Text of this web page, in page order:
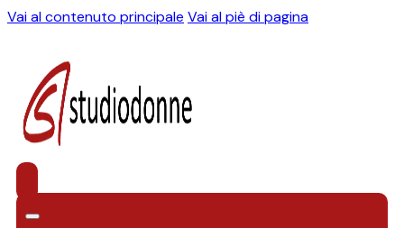
Vai al contenuto principale Vai al piè di pagina